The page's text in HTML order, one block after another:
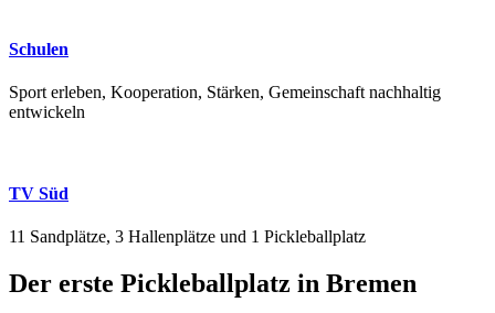
Schulen
Sport erleben, Kooperation, Stärken, Gemeinschaft nachhaltig
entwickeln
TV Süd
11 Sandplätze, 3 Hallenplätze und 1 Pickleballplatz
Der erste Pickleballplatz in Bremen